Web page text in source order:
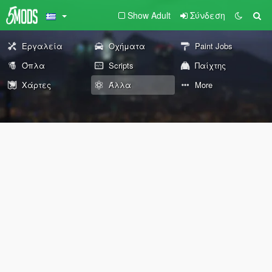
Show Adult Σύνδεση
Εργαλεία Οχήματα
Paint Jobs
Όπλα
Scripts
Παίχτης
Χάρτες
Άλλα More